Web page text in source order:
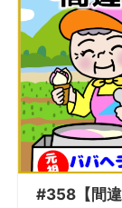
#358【間